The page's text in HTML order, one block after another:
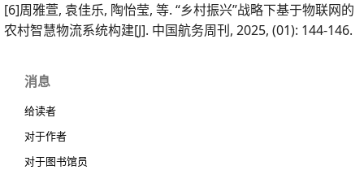
[6]周雅萱, 袁佳乐, 陶怡莹, 等. “乡村振兴”战略下基于物联网的
农村智慧物流系统构建[J]. 中国航务周刊, 2025, (01): 144-146.
消息
给读者
对于作者
对于图书馆员